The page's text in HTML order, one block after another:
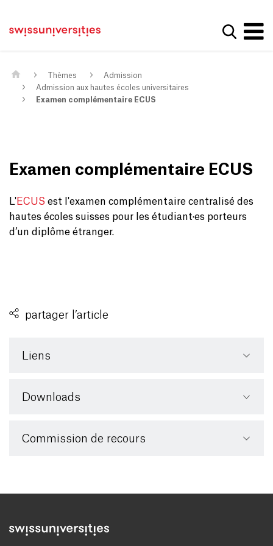
Main Navigation
Contenu
Méta-navigation
Afficher
Thèmes
Admission
Admission aux hautes écoles universitaires
Examen complémentaire ECUS
Examen complémentaire ECUS
L'ECUS est l'examen complémentaire centralisé des
hautes écoles suisses pour les étudiant·es porteurs
d’un diplôme étranger.
partager l’article
Liens
Downloads
Commission de recours